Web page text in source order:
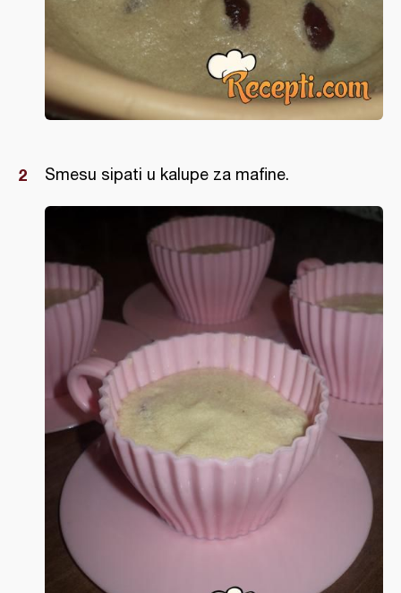
Smesu sipati u kalupe za mafine.